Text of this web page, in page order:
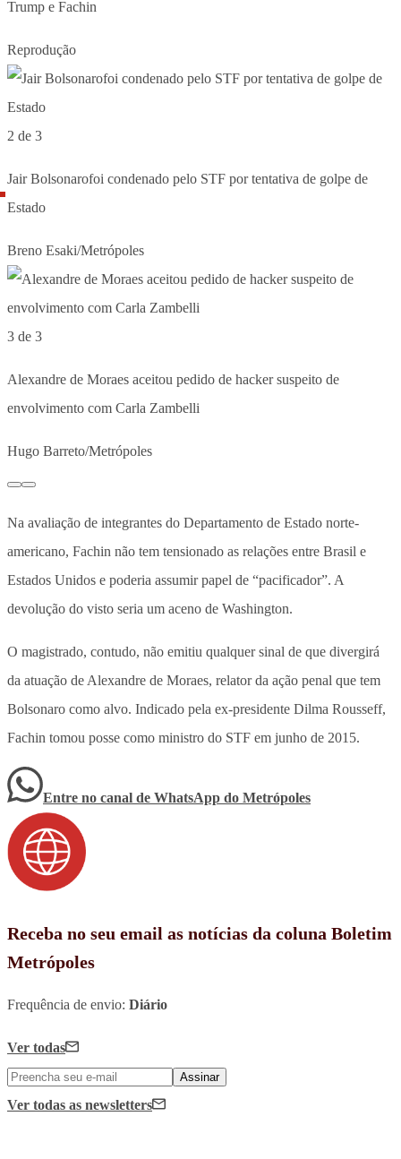
Trump e Fachin
Reprodução
2 de 3
Jair Bolsonarofoi condenado pelo STF por tentativa de golpe de
Estado
Breno Esaki/Metrópoles
3 de 3
Alexandre de Moraes aceitou pedido de hacker suspeito de
envolvimento com Carla Zambelli
Hugo Barreto/Metrópoles
Na avaliação de integrantes do Departamento de Estado norte-
americano, Fachin não tem tensionado as relações entre Brasil e
Estados Unidos e poderia assumir papel de “pacificador”. A
devolução do visto seria um aceno de Washington.
O magistrado, contudo, não emitiu qualquer sinal de que divergirá
da atuação de Alexandre de Moraes, relator da ação penal que tem
Bolsonaro como alvo. Indicado pela ex-presidente Dilma Rousseff,
Fachin tomou posse como ministro do STF em junho de 2015.
Entre no canal de WhatsApp do Metrópoles
Receba no seu email as notícias da coluna Boletim
Metrópoles
Frequência de envio: Diário
Ver todas
Assinar
Ver todas as newsletters